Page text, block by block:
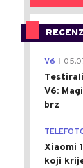
V6
V6:
brz
Xiaomi
koji